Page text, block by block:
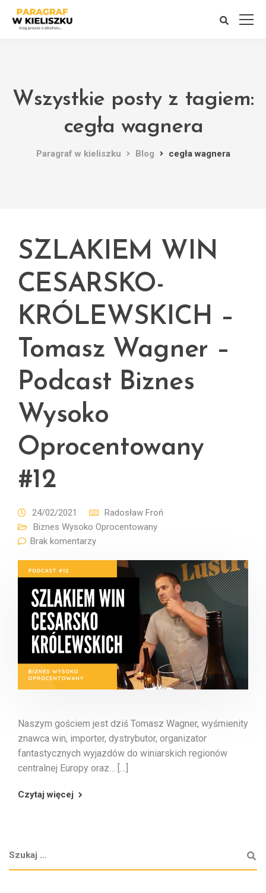
Wszystkie posty z tagiem:
cegła wagnera
Paragraf w kieliszku Blog cegła wagnera
SZLAKIEM WIN
CESARSKO-
KRÓLEWSKICH –
Tomasz Wagner –
Podcast Biznes
Wysoko
Oprocentowany
#12
24/02/2021
Radosław Froń
Biznes Wysoko Oprocentowany
Brak komentarzy
Naszym gościem jest dziś Tomasz Wagner, wyśmienity
znawca win, importer, dystrybutor, organizator
fantastycznych wyjazdów do winiarskich regionów
centralnej Europy oraz… […]
Czytaj więcej